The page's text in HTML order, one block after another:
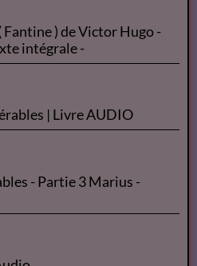
) de Victor Hugo -
intégrale -
| Livre AUDIO
- Partie 3 Marius -